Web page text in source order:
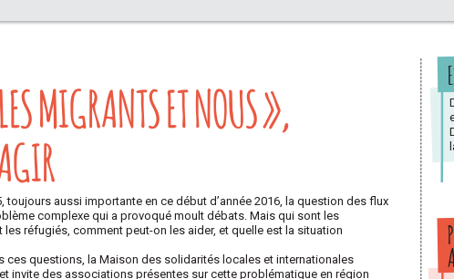
MIGRANTS ET NOUS »,
toujours aussi importante en ce début d’année 2016, la question des flux
complexe qui a provoqué moult débats. Mais qui sont les
les réfugiés, comment peut-on les aider, et quelle est la situation
ces questions, la Maison des solidarités locales et internationales
invite des associations présentes sur cette problématique en région